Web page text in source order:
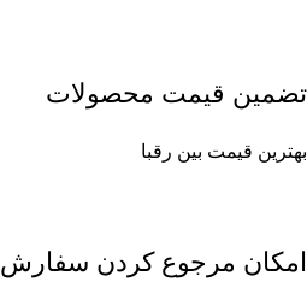
تضمین قیمت محصولات
بهترین قیمت بین رقبا
امکان مرجوع کردن سفارش